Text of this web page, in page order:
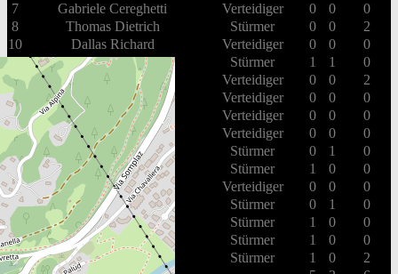
7
Gabriele Cereghetti Verteidiger 0 0
0
8
Thomas Dietrich Stürmer 0 0
2
10
Dallas Richard Verteidiger 0 0
0
14
Yves Rüegg Stürmer 1 1
0
18
Peter Hofer Verteidiger 0 0
2
21
Cyril Wrann Verteidiger 0 0
0
23
Noël Brunner Verteidiger 0 0
0
25
Alain Deubelbeiss Verteidiger 0 0
0
59
Mischa Rüegg Stürmer 0 1
0
61
Michel De Martin Stürmer 1 0
0
79
Olivier Mütsch Verteidiger 0 0
0
81
Michel Kunz Stürmer 0 1
0
86
Andy Rüegg Stürmer 1 0
0
88
Fabian Duss Stürmer 1 0
0
90
Mario Senn Stürmer 1 0
2